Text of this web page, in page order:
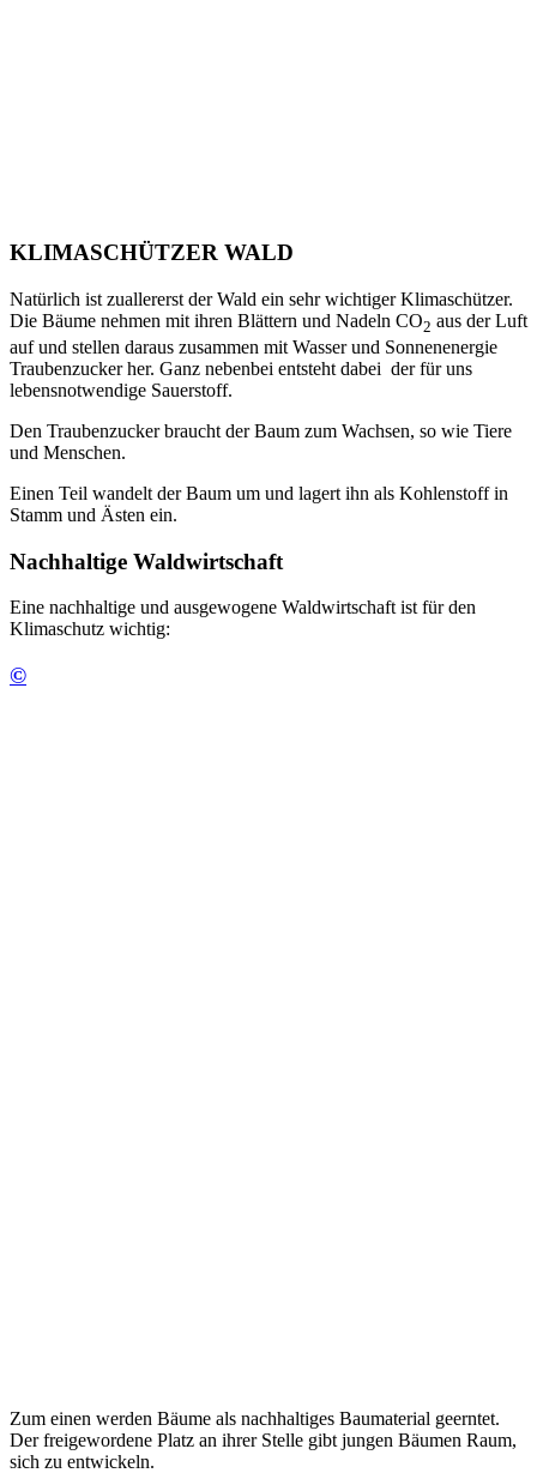
KLIMASCHÜTZER WALD
Natürlich ist zuallererst der Wald ein sehr wichtiger Klimaschützer.
Die Bäume nehmen mit ihren Blättern und Nadeln CO2 aus der Luft
auf und stellen daraus zusammen mit Wasser und Sonnenenergie
Traubenzucker her. Ganz nebenbei entsteht dabei der für uns
lebensnotwendige Sauerstoff.
Den Traubenzucker braucht der Baum zum Wachsen, so wie Tiere
und Menschen.
Einen Teil wandelt der Baum um und lagert ihn als Kohlenstoff in
Stamm und Ästen ein.
Nachhaltige Waldwirtschaft
Eine nachhaltige und ausgewogene Waldwirtschaft ist für den
Klimaschutz wichtig:
©
Zum einen werden Bäume als nachhaltiges Baumaterial geerntet.
Der freigewordene Platz an ihrer Stelle gibt jungen Bäumen Raum,
sich zu entwickeln.